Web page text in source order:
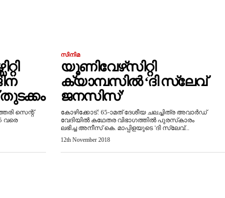
സെന്റ്
വരെ
സിനിമ
യൂണിവേഴ്‌സിറ്റി
ക്യാമ്പസില്‍ ‘ദി സ്ലേവ്
ജനസിസ്’
കോഴിക്കോട്: 65-ാമത്‌ ദേശീയ ചലച്ചിത്ര അവാര്‍ഡ്
വേദിയില്‍ കഥേതര വിഭാഗത്തില്‍ പുരസ്‌കാരം
ലഭിച്ച അനീസ് കെ. മാപ്പിളയുടെ 'ദി സ്ലേവ്...
12th November 2018